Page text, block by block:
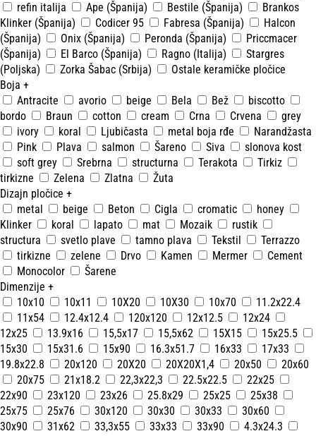
refin italija
Ape (Španija) Bestile (Španija)
Brankos
Klinker (Španija)
Codicer 95 Fabresa (Španija)
Halcon
(Španija)
Onix (Španija) Peronda (Španija)
Priccmacer
(Španija)
El Barco (Španija) Ragno (Italija)
Stargres
(Poljska)
Zorka Šabac (Srbija)
Ostale keramičke pločice
Boja +
Antracite
avorio beige Bela Bež
biscotto
bordo
Braun cotton cream Crna Crvena
grey
ivory
koral Ljubičasta metal boja rđe
Narandžasta
Pink
Plava salmon Šareno Siva
slonova kost
soft grey
Srebrna structurna Terakota
Tirkiz
tirkizne
Zelena Zlatna
Žuta
Dizajn pločice +
metal
beige Beton Cigla cromatic
honey
Klinker
koral lapato mat Mozaik
rustik
structura
svetlo plave tamno plava Tekstil
Terrazzo
tirkizne
zelene Drvo Kamen Mermer
Cement
Monocolor
Šarene
Dimenzije +
10x10
10x11 10X20 10X30 10x70
11.2x22.4
11x54
12.4x12.4 120x120 12x12.5
12x24
12x25
13.9x16 15,5x17 15,5x62 15X15
15x25.5
15x30
15x31.6 15x90 16.3x51.7 16x33
17x33
19.8x22.8
20x120 20X20 20X20X1,4 20x50
20x60
20x75
21x18.2 22,3x22,3 22.5x22.5
22x25
22x90
23x120 23x26 25.8x29 25x25
25x38
25x75
25x76 30x120 30x30 30x33
30x60
30x90
31x62 33,3x55 33x33 33x90
4.3x24.3